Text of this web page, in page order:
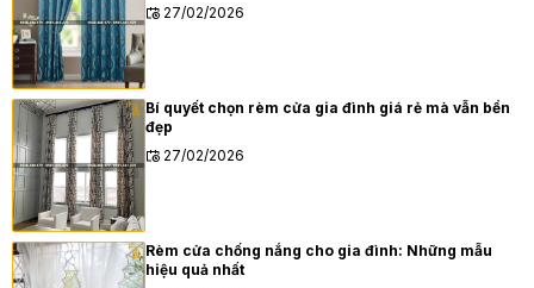
27/02/2026
Bí quyết chọn rèm cửa gia đình giá rẻ mà vẫn bền
đẹp
27/02/2026
Rèm cửa chống nắng cho gia đình: Những mẫu
hiệu quả nhất